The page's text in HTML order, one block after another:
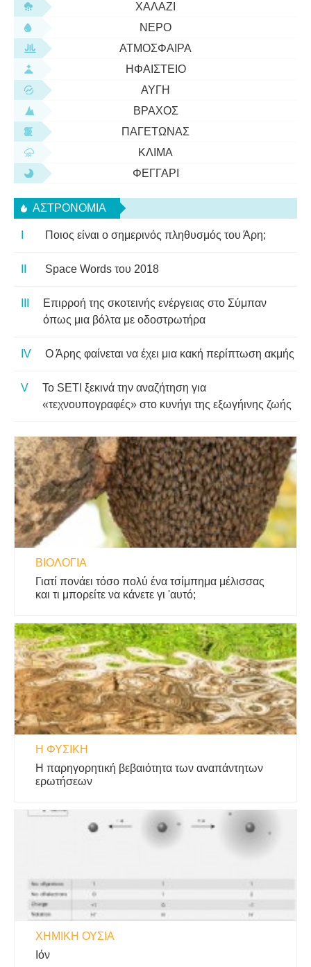
ΧΑΛΆΖΙ
ΝΕΡΌ
ΑΤΜΌΣΦΑΙΡΑ
ΗΦΑΊΣΤΕΙΟ
ΑΥΓΉ
ΒΡΆΧΟΣ
ΠΑΓΕΤΏΝΑΣ
ΚΛΊΜΑ
ΦΕΓΓΆΡΙ
ΑΣΤΡΟΝΟΜΊΑ
Ποιος είναι ο σημερινός πληθυσμός του Άρη;
Space Words του 2018
Επιρροή της σκοτεινής ενέργειας στο Σύμπαν
όπως μια βόλτα με οδοστρωτήρα
Ο Άρης φαίνεται να έχει μια κακή περίπτωση ακμής
Το SETI ξεκινά την αναζήτηση για
«τεχνουπογραφές» στο κυνήγι της εξωγήινης ζωής
ΒΙΟΛΟΓΊΑ
Γιατί πονάει τόσο πολύ ένα τσίμπημα μέλισσας
και τι μπορείτε να κάνετε γι 'αυτό;
Η ΦΥΣΙΚΗ
Η παρηγορητική βεβαιότητα των αναπάντητων
ερωτήσεων
ΧΗΜΙΚΉ ΟΥΣΊΑ
Ιόν